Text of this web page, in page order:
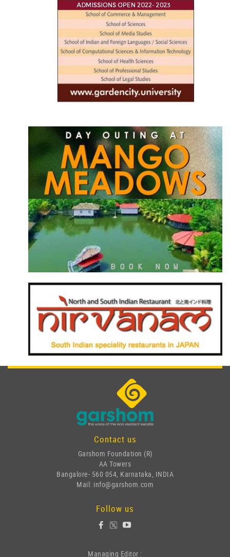
Contact us
Garshom Foundation (R)
AA Towers
Bangalore- 560 054, Karnataka, INDIA
Mail: info@garshom.com
Follow us
Managing Editor :